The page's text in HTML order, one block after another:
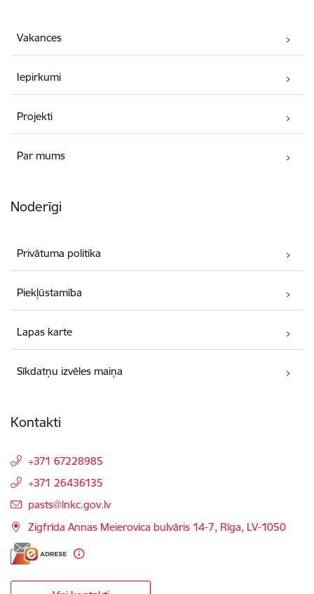
Vakances
Iepirkumi
Projekti
Par mums
Noderīgi
Privātuma politika
Piekļūstamība
Lapas karte
Sīkdatņu izvēles maiņa
Kontakti
+371 67228985
+371 26436135
E-pasts:
pasts@lnkc.gov.lv
Zigfrīda Annas Meierovica bulvāris 14-7, Rīga, LV-1050